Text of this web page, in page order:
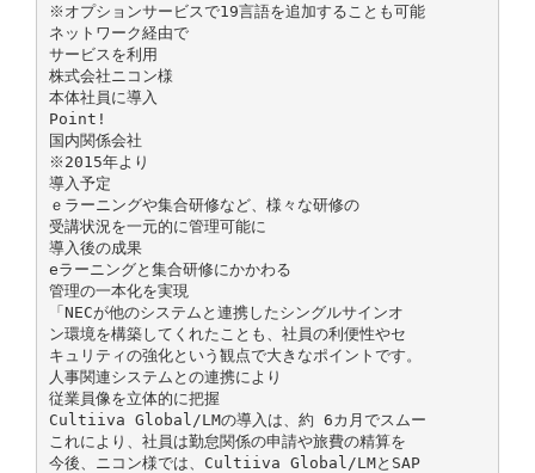
※オプションサービスで19言語を追加することも可能
ネットワーク経由で
サービスを利用
株式会社ニコン様
本体社員に導入
Point!
国内関係会社
※2015年より
導入予定
ｅラーニングや集合研修など、様々な研修の
受講状況を一元的に管理可能に
導入後の成果
eラーニングと集合研修にかかわる
管理の一本化を実現
「NECが他のシステムと連携したシングルサインオ
ン環境を構築してくれたことも、社員の利便性やセ
キュリティの強化という観点で大きなポイントです。
人事関連システムとの連携により
従業員像を立体的に把握
Cultiiva Global/LMの導入は、約 6カ月でスムー
これにより、社員は勤怠関係の申請や旅費の精算を
今後、ニコン様では、Cultiiva Global/LMとSAP